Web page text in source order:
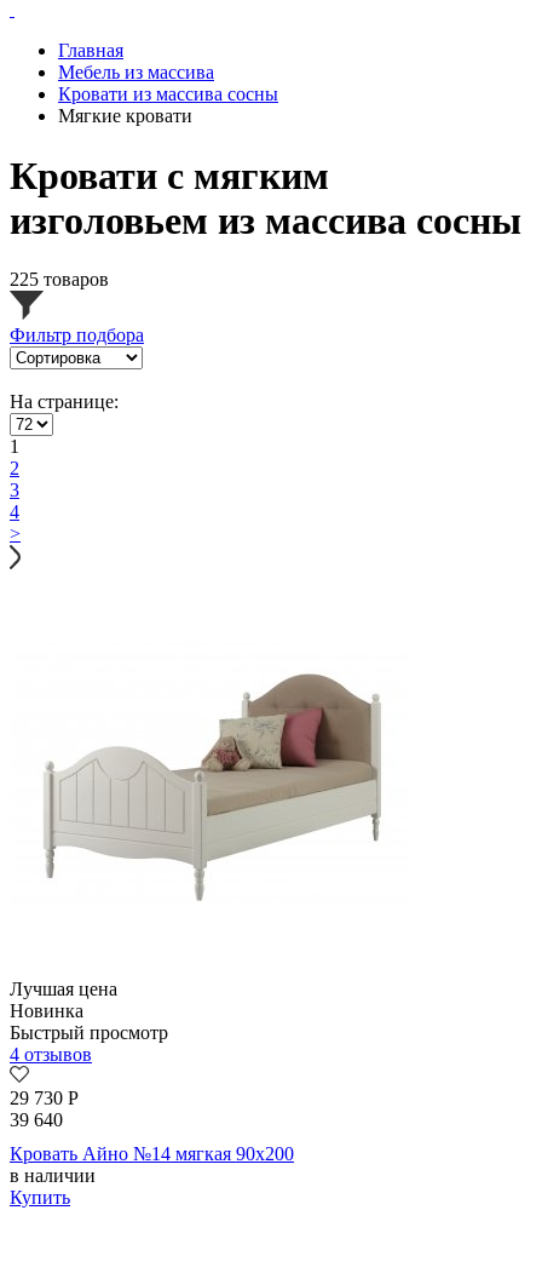
Главная
Мебель из массива
Кровати из массива сосны
Мягкие кровати
Кровати с мягким
изголовьем из массива сосны
225 товаров
Фильтр подбора
На странице:
1
2
3
4
>
Лучшая цена
Новинка
Быстрый просмотр
4 отзывов
29 730 Р
39 640
Кровать Айно №14 мягкая 90х200
в наличии
Купить